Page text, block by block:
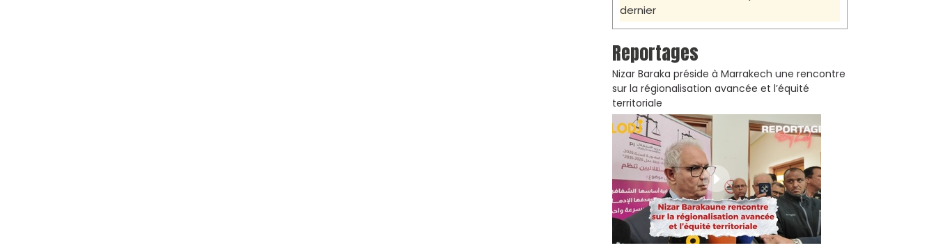
dernier
Reportages
Nizar Baraka préside à Marrakech une rencontre
sur la régionalisation avancée et l’équité
territoriale